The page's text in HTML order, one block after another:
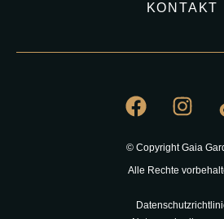
KONTAKT
© Copyright Gaia
Alle Rechte